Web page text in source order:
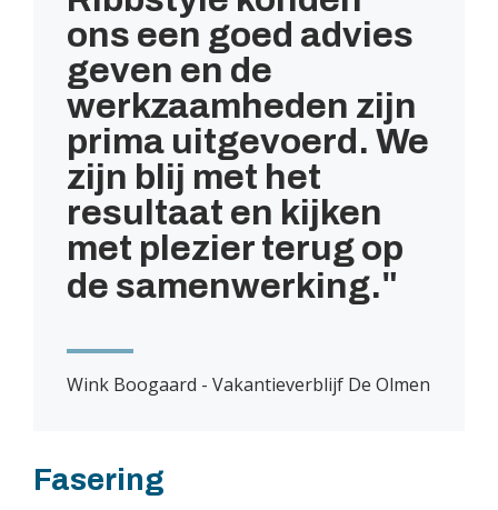
ons een goed advies
geven en de
werkzaamheden zijn
prima uitgevoerd. We
zijn blij met het
resultaat en kijken
met plezier terug op
de samenwerking.
Wink Boogaard - Vakantieverblijf De Olmen
Fasering